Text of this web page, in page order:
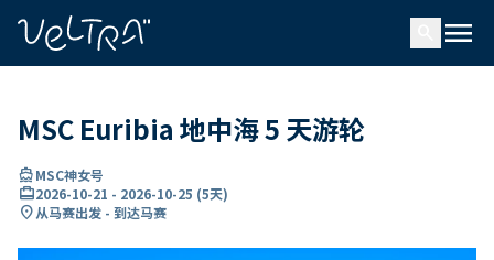
menu
MSC Euribia 地中海 5 天游轮
directions_boatMSC神女号
card_travel2026-10-21 - 2026-10-25 (5天)
location_on从马赛出发 - 到达马赛